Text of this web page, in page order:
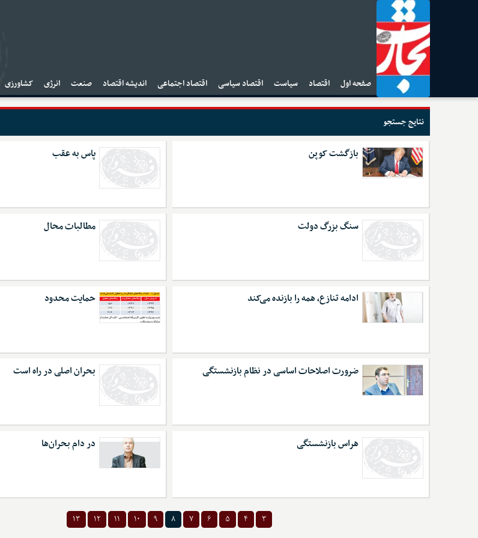
صفحه اول اقتصاد سیاست اقتصاد سیاسی اقتصاد اجتماعی اندیشه اقتصاد صنعت انرژی کشاورزی
نتایج جستجو
بازگشت کوپن پاس به عقب
سنگ بزرگ دولت مطالبات محال
ادامه تنازع، همه را بازنده می‌کند حمایت محدود
ضرورت اصلاحات اساسی در نظام بازنشستگی بحران اصلی در راه است
هراس بازنشستگی در دام بحران‌ها
۳ ۴ ۵ ۶ ۷ ۸ ۹ ۱۰ ۱۱ ۱۲ ۱۳